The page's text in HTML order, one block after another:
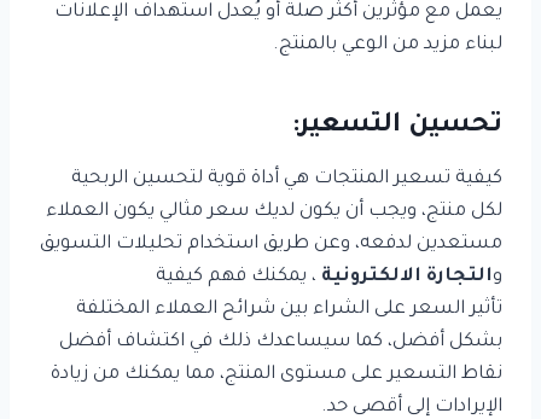
يعمل مع مؤثرين أكثر صلة أو يُعدل استهداف الإعلانات
لبناء مزيد من الوعي بالمنتج.
تحسين التسعير:
كيفية تسعير المنتجات هي أداة قوية لتحسين الربحية
لكل منتج، ويجب أن يكون لديك سعر مثالي يكون العملاء
مستعدين لدفعه، وعن طريق استخدام تحليلات التسويق
والتجارة الالكترونية ، يمكنك فهم كيفية
تأثير السعر على الشراء بين شرائح العملاء المختلفة
بشكل أفضل، كما سيساعدك ذلك في اكتشاف أفضل
نقاط التسعير على مستوى المنتج، مما يمكنك من زيادة
الإيرادات إلى أقصى حد.